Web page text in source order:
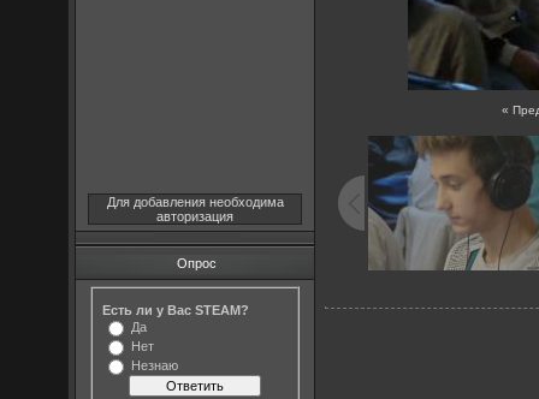
Для добавления необходима
авторизация
Опрос
Есть ли у Вас STEAM?
Да
Нет
Незнаю
«